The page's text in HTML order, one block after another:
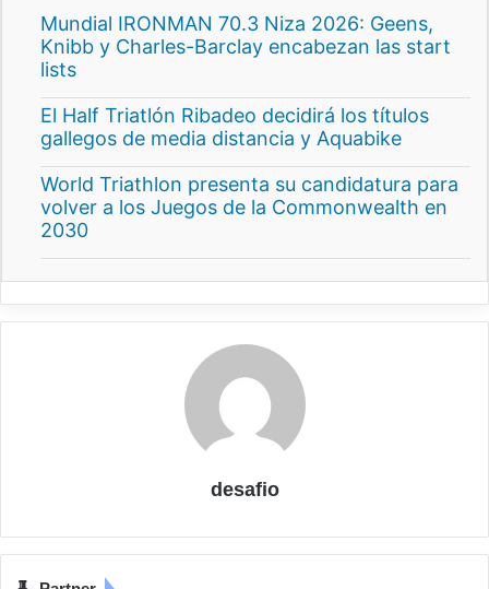
Mundial IRONMAN 70.3 Niza 2026: Geens,
Knibb y Charles-Barclay encabezan las start
lists
El Half Triatlón Ribadeo decidirá los títulos
gallegos de media distancia y Aquabike
World Triathlon presenta su candidatura para
volver a los Juegos de la Commonwealth en
2030
desafio